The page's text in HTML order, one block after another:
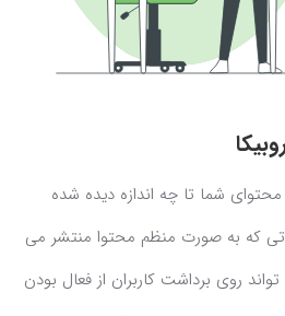
شما تا چه اندازه دیده شده
که به صورت منظم محتوا منتشر می
روی برداشت کاربران از فعال بودن